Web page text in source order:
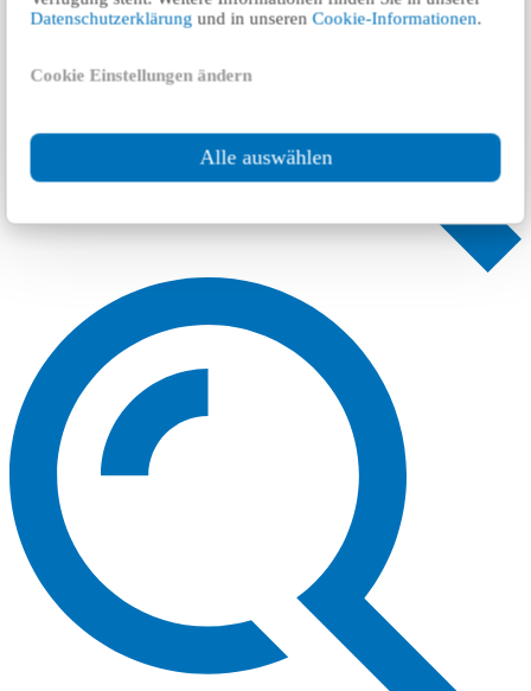
Datenschutzerklärung und in unserenCookie-Informationen.
Cookie Einstellungen ändern
Alle auswählen